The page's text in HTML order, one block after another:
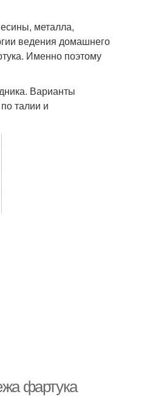
металла,
ведения домашнего
Именно поэтому
Варианты
талии и
фартука